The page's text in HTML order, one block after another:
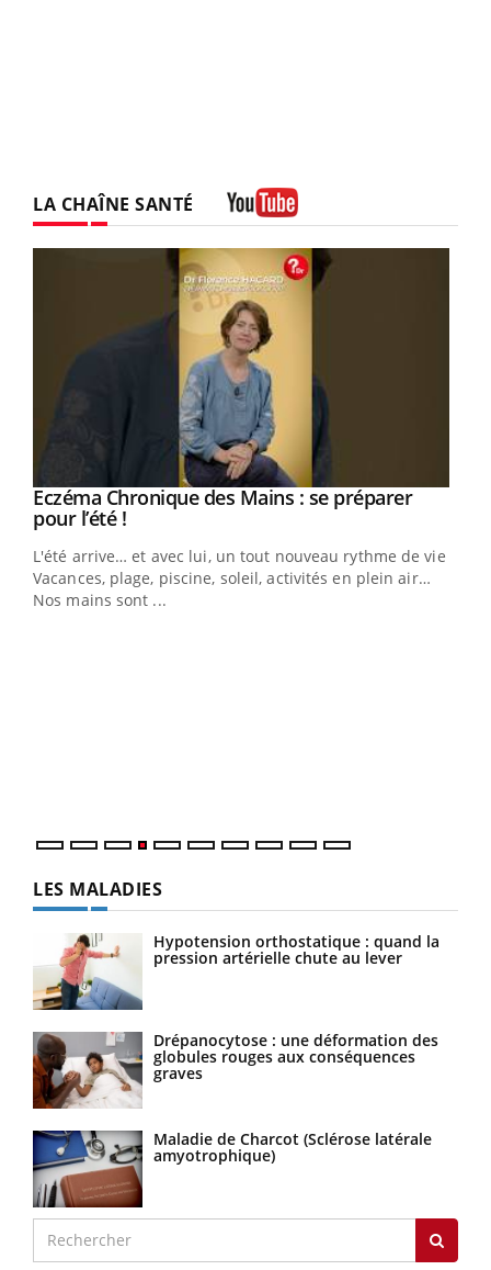
LA CHAÎNE SANTÉ
Youtube
Eczéma Chronique des Mains : se préparer
pour l’été !Youtube
L'été arrive… et avec lui, un tout nouveau rythme de vie !
Vacances, plage, piscine, soleil, activités en plein air…
Nos mains sont ...
LES MALADIES
Hypotension orthostatique : quand la
pression artérielle chute au lever
Drépanocytose : une déformation des
globules rouges aux conséquences
graves
Maladie de Charcot (Sclérose latérale
amyotrophique)